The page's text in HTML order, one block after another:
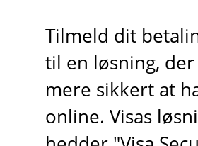
Tilmeld dit
til en løsning,
mere sikkert at
online. Visas